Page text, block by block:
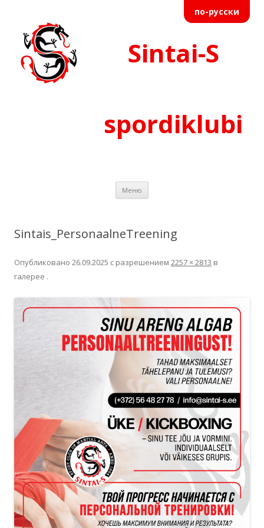
по-русски
Sintai-S
spordiklubi
Меню
Sintais_PersonaalneTreening
Опубликовано 26.09.2025 с разрешением 2257 × 2813 в
галерее .